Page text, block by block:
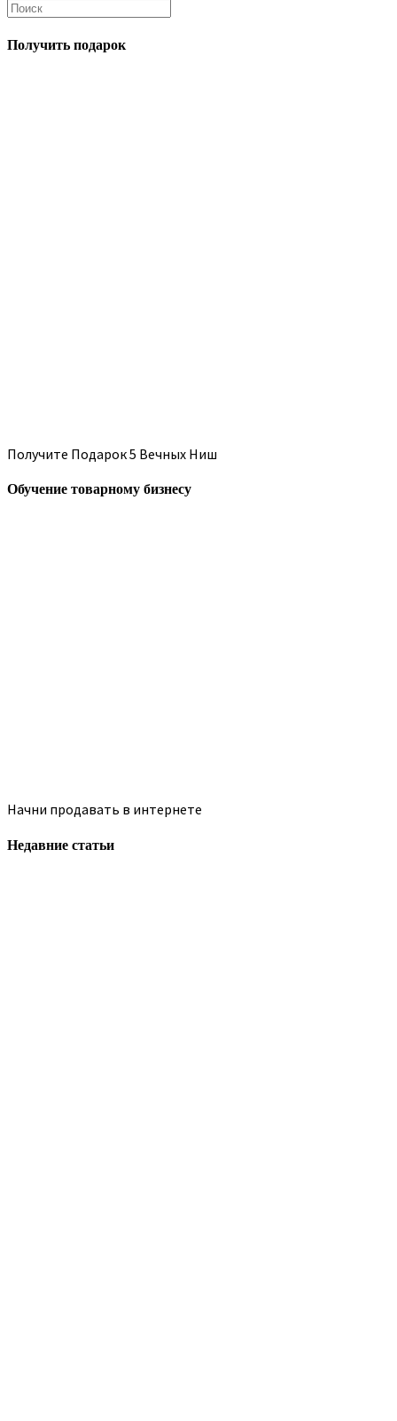
Получить подарок
Получите Подарок 5 Вечных Ниш
Обучение товарному бизнесу
Начни продавать в интернете
Недавние статьи